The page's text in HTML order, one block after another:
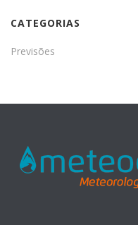
CATEGORIAS
Previsões